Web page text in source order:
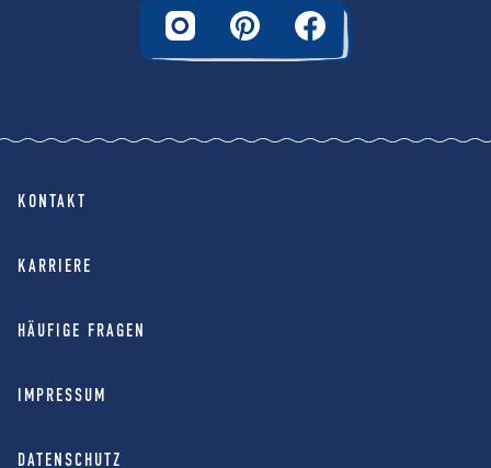
KONTAKT
KARRIERE
HÄUFIGE FRAGEN
IMPRESSUM
DATENSCHUTZ